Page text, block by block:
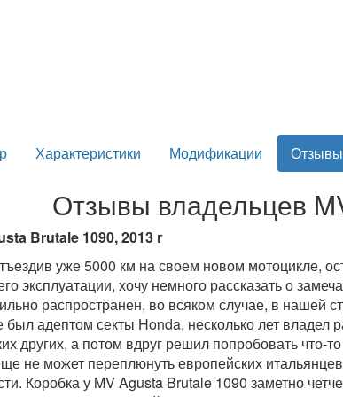
Характеристики Модификации Отзывы
Отзывы владельцев
Brutale 1090, 2013 г
уже 5000 км на своем новом мотоцикле,
эксплуатации, хочу немного рассказать о
распространен, во всяком случае, в нашей
адептом секты Honda, несколько лет владел
других, а потом вдруг решил попробовать что-
не может переплюнуть европейских
Коробка у MV Agusta Brutale 1090 заметно